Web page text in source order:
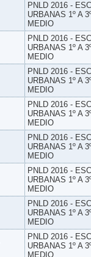
PNLD 2016 -
URBANAS 1º A
MEDIO
PNLD 2016 -
URBANAS 1º A
MEDIO
PNLD 2016 -
URBANAS 1º A
MEDIO
PNLD 2016 -
URBANAS 1º A
MEDIO
PNLD 2016 -
URBANAS 1º A
MEDIO
PNLD 2016 -
URBANAS 1º A
MEDIO
PNLD 2016 -
URBANAS 1º A
MEDIO
PNLD 2016 -
URBANAS 1º A
MEDIO